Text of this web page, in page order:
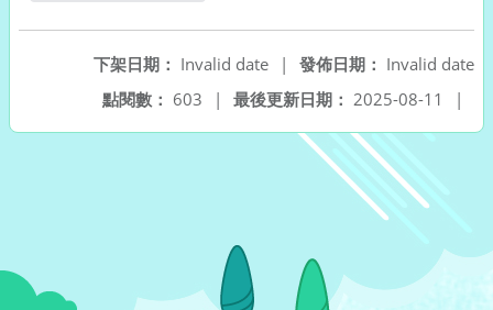
發佈日期： Invalid date
下架日期： Invalid date
|
最後更新日期： 2025-08-11 |
點閱數： 603 |